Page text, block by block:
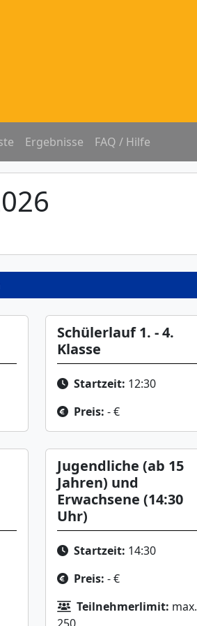
Ergebnisse FAQ / Hilfe
Schülerlauf 1. - 4.
Klasse
Startzeit: 12:30
Preis: - €
Jugendliche (ab 15
Jahren) und
Erwachsene (14:30
Uhr)
Startzeit: 14:30
Preis: - €
Teilnehmerlimit: max.